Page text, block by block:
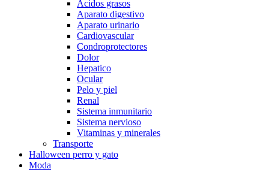
Acidos grasos
Aparato digestivo
Aparato urinario
Cardiovascular
Condroprotectores
Dolor
Hepatico
Ocular
Pelo y piel
Renal
Sistema inmunitario
Sistema nervioso
Vitaminas y minerales
Transporte
Halloween perro y gato
Moda